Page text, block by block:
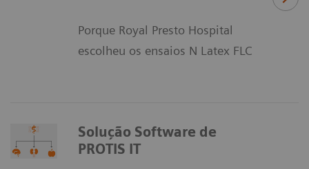
Porque Royal Presto Hospital
escolheu os ensaios N Latex FLC
Solução Software de
PROTIS IT